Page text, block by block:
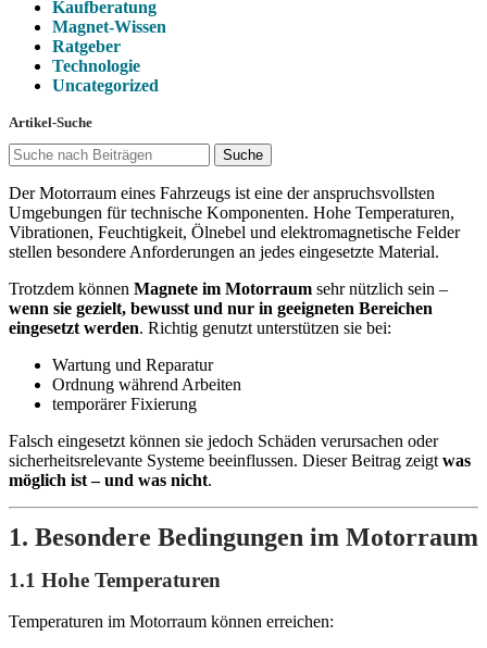
Kaufberatung
Magnet-Wissen
Ratgeber
Technologie
Uncategorized
Artikel-Suche
Suche
Der Motorraum eines Fahrzeugs ist eine der anspruchsvollsten
Umgebungen für technische Komponenten. Hohe Temperaturen,
Vibrationen, Feuchtigkeit, Ölnebel und elektromagnetische Felder
stellen besondere Anforderungen an jedes eingesetzte Material.
Trotzdem können Magnete im Motorraum sehr nützlich sein –
wenn sie gezielt, bewusst und nur in geeigneten Bereichen
eingesetzt werden. Richtig genutzt unterstützen sie bei:
Wartung und Reparatur
Ordnung während Arbeiten
temporärer Fixierung
Falsch eingesetzt können sie jedoch Schäden verursachen oder
sicherheitsrelevante Systeme beeinflussen. Dieser Beitrag zeigt was
möglich ist – und was nicht.
1. Besondere Bedingungen im Motorraum
1.1 Hohe Temperaturen
Temperaturen im Motorraum können erreichen: